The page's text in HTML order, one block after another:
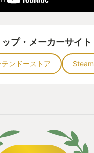
ップ・メーカーサイト
ンドーストア Steam